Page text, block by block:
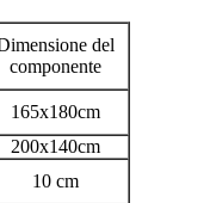
del
componente
165x180cm
200x140cm
10 cm